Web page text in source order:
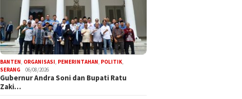
BANTEN ORGANISASI PEMERINTAHAN POLITIK
SERANG
06/08/2026
Gubernur Andra Soni dan Bupati Ratu
Zaki…